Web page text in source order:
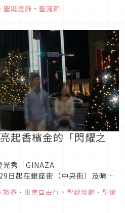
聖誕燈飾 、 聖誕節
起香檳金的「閃耀之
光秀「GINAZA
日起在銀座街（中央街）及晴海
讓樹木牽起未來～」為題，除了
棵東北紅豆杉，也從東北等地...
旅遊 、 東京自由行 、 聖誕燈飾 、 聖誕